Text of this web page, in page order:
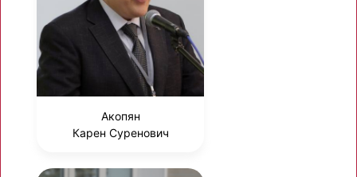
Акопян
Карен Суренович